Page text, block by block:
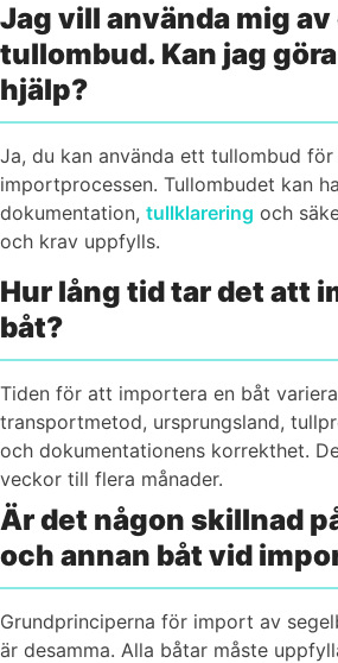
Jag vill använda mig
tullombud. Kan jag
hjälp?
Ja, du kan använda ett tullombud
importprocessen. Tullombudet kan
dokumentation, tullklarering och
och krav uppfylls.
Hur lång tid tar det att
båt?
Tiden för att importera en båt
transportmetod, ursprungsland,
och dokumentationens korrekthet.
veckor till flera månader.
Är det någon skillnad
och annan båt vid
Grundprinciperna för import av
är desamma. Alla båtar måste